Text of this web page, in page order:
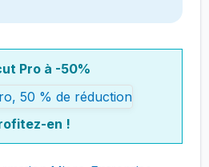
Pro à -50%
en !